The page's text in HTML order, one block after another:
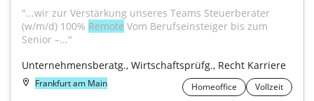
"...wir zur Verstärkung unseres Teams Steuerberater
(w/m/d) 100% Remote Vom Berufseinsteiger bis zum
Senior –..."
Unternehmensberatg., Wirtschaftsprüfg., Recht Karriere
Frankfurt am Main Homeoffice Vollzeit